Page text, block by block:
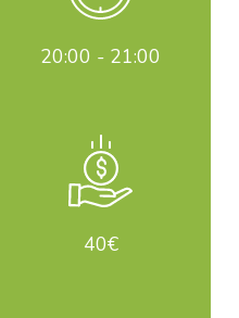
20:00 - 21:00
40€